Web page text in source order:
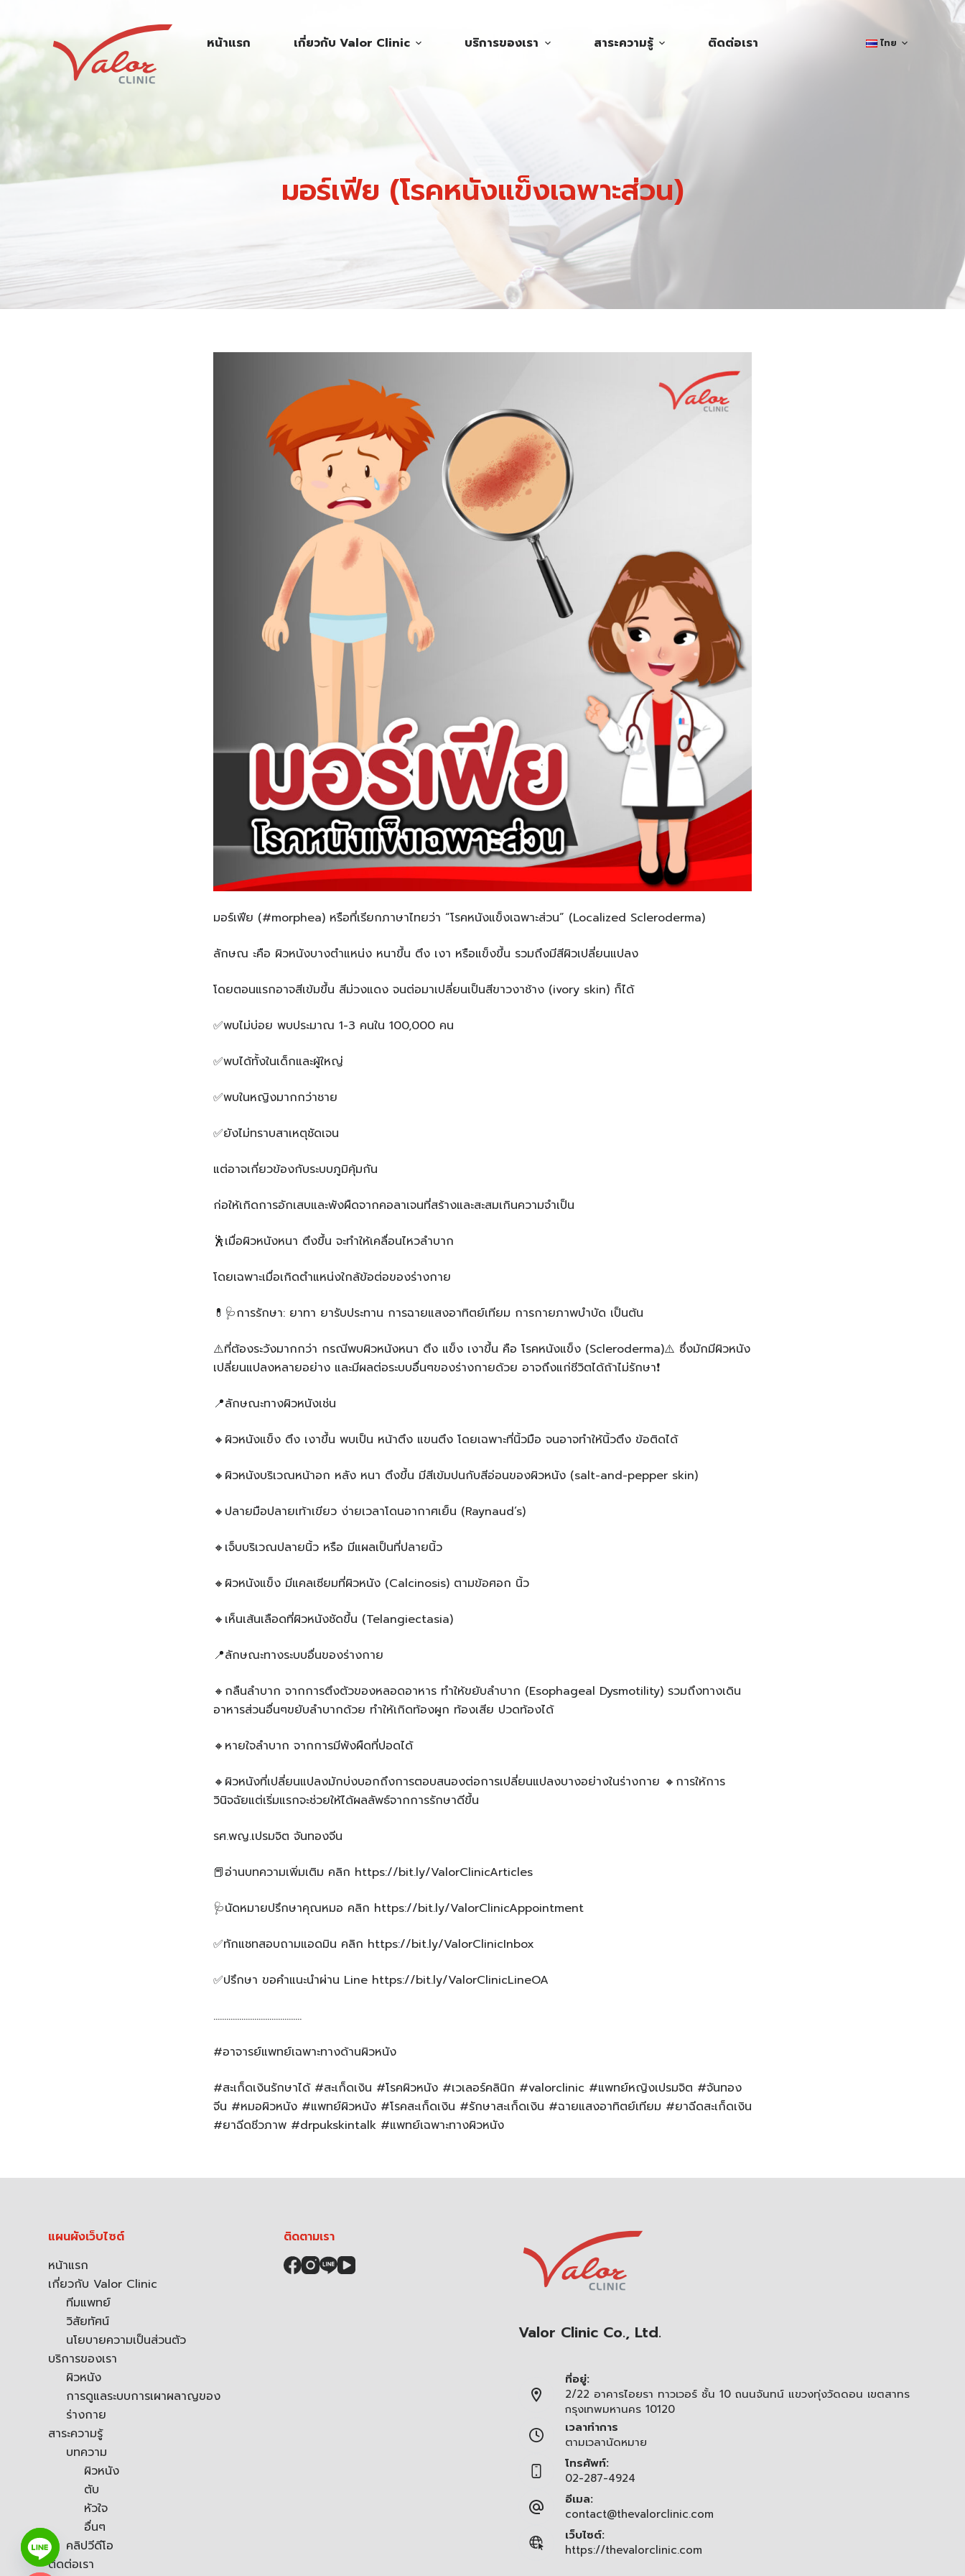
k
i
p
c
n
t
หน้าแรก เกี่ยวกับ Valor Clinic บริการของเรา สาระความรู้ ติดต่อเรา ไทย
มอร์เฟีย (โรคหนังแข็งเฉพาะส่วน)
มอร์เฟีย (#morphea) หรือที่เรียกภาษาไทยว่า “โรคหนังแข็งเฉพาะส่วน” (Localized Scleroderma)
ลักษณ ะคือ ผิวหนังบางตำแหน่ง หนาขึ้น ตึง เงา หรือแข็งขึ้น รวมถึงมีสีผิวเปลี่ยนแปลง
โดยตอนแรกอาจสีเข้มขึ้น สีม่วงแดง จนต่อมาเปลี่ยนเป็นสีขาวงาช้าง (ivory skin) ก็ได้
✅พบไม่บ่อย พบประมาณ 1-3 คนใน 100,000 คน
✅พบได้ทั้งในเด็กและผู้ใหญ่
✅พบในหญิงมากกว่าชาย
✅ยังไม่ทราบสาเหตุชัดเจน
แต่อาจเกี่ยวข้องกับระบบภูมิคุ้มกัน
ก่อให้เกิดการอักเสบและพังผืดจากคอลาเจนที่สร้างและสะสมเกินความจำเป็น
🕺เมื่อผิวหนังหนา ตึงขึ้น จะทำให้เคลื่อนไหวลำบาก
โดยเฉพาะเมื่อเกิดตำแหน่งใกล้ข้อต่อของร่างกาย
💊🩺การรักษา: ยาทา ยารับประทาน การฉายแสงอาทิตย์เทียม การกายภาพบำบัด เป็นต้น
⚠️ที่ต้องระวังมากกว่า กรณีพบผิวหนังหนา ตึง แข็ง เงาขึ้น คือ โรคหนังแข็ง (Scleroderma)⚠️ ซึ่งมักมีผิวหนัง
เปลี่ยนแปลงหลายอย่าง และมีผลต่อระบบอื่นๆของร่างกายด้วย อาจถึงแก่ชีวิตได้ถ้าไม่รักษา❗️️
📍ลักษณะทางผิวหนังเช่น
🔸ผิวหนังแข็ง ตึง เงาขึ้น พบเป็น หน้าตึง แขนตึง โดยเฉพาะที่นิ้วมือ จนอาจทำให้นิ้วตึง ข้อติดได้
🔸ผิวหนังบริเวณหน้าอก หลัง หนา ตึงขึ้น มีสีเข้มปนกับสีอ่อนของผิวหนัง (salt-and-pepper skin)
🔸ปลายมือปลายเท้าเขียว ง่ายเวลาโดนอากาศเย็น (Raynaud’s)
🔸เจ็บบริเวณปลายนิ้ว หรือ มีแผลเป็นที่ปลายนิ้ว
🔸ผิวหนังแข็ง มีแคลเซียมที่ผิวหนัง (Calcinosis) ตามข้อศอก นิ้ว
🔸เห็นเส้นเลือดที่ผิวหนังชัดขึ้น (Telangiectasia)
📍ลักษณะทางระบบอื่นของร่างกาย
🔸กลืนลำบาก จากการตึงตัวของหลอดอาหาร ทำให้ขยับลำบาก (Esophageal Dysmotility) รวมถึงทางเดิน
อาหารส่วนอื่นๆขยับลำบากด้วย ทำให้เกิดท้องผูก ท้องเสีย ปวดท้องได้
🔸หายใจลำบาก จากการมีพังผืดที่ปอดได้
🔸ผิวหนังที่เปลี่ยนแปลงมักบ่งบอกถึงการตอบสนองต่อการเปลี่ยนแปลงบางอย่างในร่างกาย 🔸การให้การ
วินิจฉัยแต่เริ่มแรกจะช่วยให้ได้ผลลัพธ์จากการรักษาดีขึ้น
รศ.พญ.เปรมจิต จันทองจีน
📕อ่านบทความเพิ่มเติม คลิก https://bit.ly/ValorClinicArticles
🩺นัดหมายปรึกษาคุณหมอ คลิก https://bit.ly/ValorClinicAppointment
✅ทักแชทสอบถามแอดมิน คลิก https://bit.ly/ValorClinicInbox
✅ปรึกษา ขอคำแนะนำผ่าน Line https://bit.ly/ValorClinicLineOA
…………………………………..
#อาจารย์แพทย์เฉพาะทางด้านผิวหนัง
#สะเก็ดเงินรักษาได้ #สะเก็ดเงิน #โรคผิวหนัง #เวเลอร์คลินิก #valorclinic #แพทย์หญิงเปรมจิต #จันทอง
จีน #หมอผิวหนัง #แพทย์ผิวหนัง #โรคสะเก็ดเงิน #รักษาสะเก็ดเงิน #ฉายแสงอาทิตย์เทียม #ยาฉีดสะเก็ดเงิน
#ยาฉีดชีวภาพ #drpukskintalk #แพทย์เฉพาะทางผิวหนัง
แผนผังเว็บไซต์
หน้าแรก
เกี่ยวกับ Valor Clinic
ทีมแพทย์
วิสัยทัศน์
นโยบายความเป็นส่วนตัว
บริการของเรา
ผิวหนัง
การดูแลระบบการเผาผลาญของ
ร่างกาย
สาระความรู้
บทความ
ผิวหนัง
ตับ
หัวใจ
อื่นๆ
คลิปวีดีโอ
ติดต่อเรา
ติดตามเรา
Valor Clinic Co., Ltd.
ที่อยู่:
2/22 อาคารไอยรา ทาวเวอร์ ชั้น 10 ถนนจันทน์ แขวงทุ่งวัดดอน เขตสาทร
กรุงเทพมหานคร 10120
เวลาทำการ
ตามเวลานัดหมาย
โทรศัพท์:
02-287-4924
อีเมล:
contact@thevalorclinic.com
เว็บไซต์:
https://thevalorclinic.com